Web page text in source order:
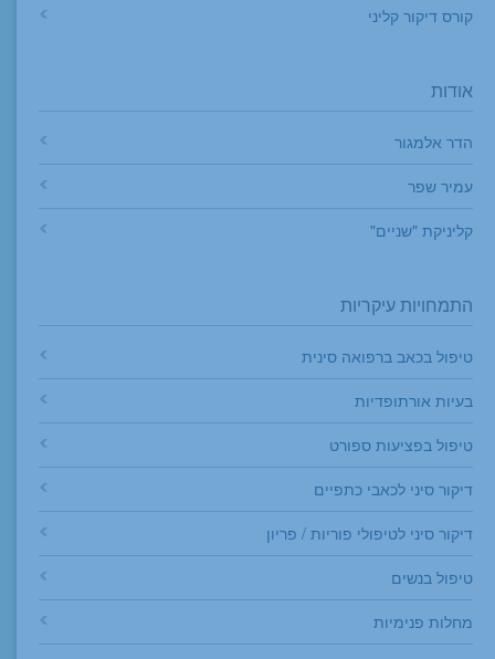
קורס דיקור קליני
אודות
הדר אלמגור
עמיר שפר
קליניקת "שניים"
התמחויות עיקריות
טיפול בכאב ברפואה סינית
בעיות אורתופדיות
טיפול בפציעות ספורט
דיקור סיני לכאבי כתפיים
דיקור סיני לטיפולי פוריות / פריון
טיפול בנשים
מחלות פנימיות